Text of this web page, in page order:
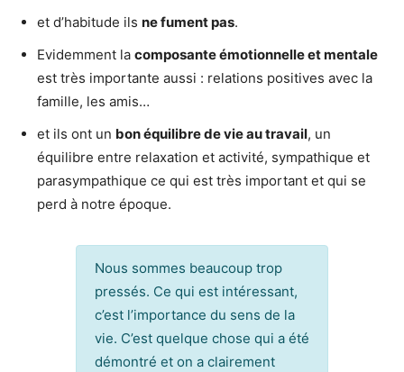
et d’habitude ils ne fument pas.
Evidemment la composante émotionnelle et mentale
est très importante aussi : relations positives avec la
famille, les amis…
et ils ont un bon équilibre de vie au travail, un
équilibre entre relaxation et activité, sympathique et
parasympathique ce qui est très important et qui se
perd à notre époque.
Nous sommes beaucoup trop
pressés. Ce qui est intéressant,
c’est l’importance du sens de la
vie. C’est quelque chose qui a été
démontré et on a clairement